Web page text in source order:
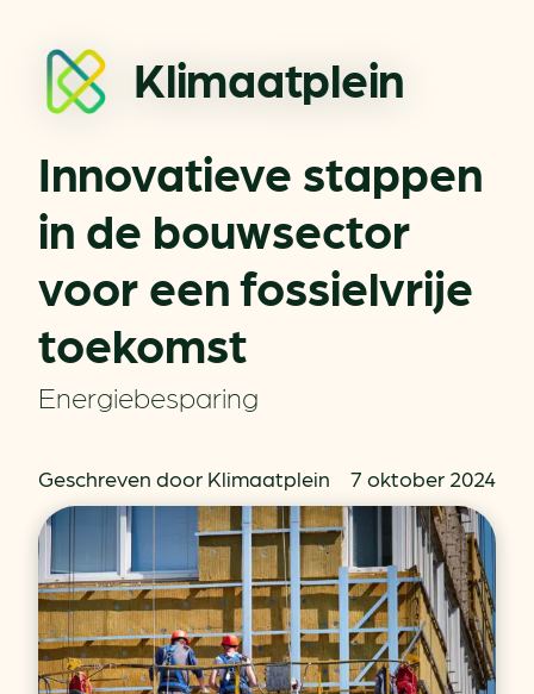
Klimaatplein
Innovatieve stappen
in de bouwsector
voor een fossielvrije
toekomst
Energiebesparing
Geschreven door Klimaatplein 7 oktober 2024